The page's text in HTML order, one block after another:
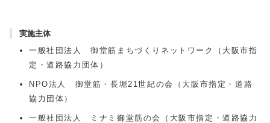
実施主体
一般社団法人 御堂筋まちづくりネットワーク（大阪市指
定・道路協力団体）
NPO法人 御堂筋・長堀21世紀の会（大阪市指定・道路
協力団体）
一般社団法人 ミナミ御堂筋の会（大阪市指定・道路協力